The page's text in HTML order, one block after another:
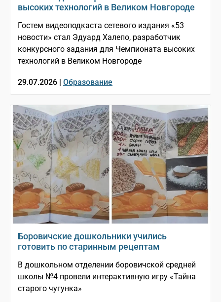
высоких технологий в Великом Новгороде
Гостем видеоподкаста сетевого издания «53
новости» стал Эдуард Халепо, разработчик
конкурсного задания для Чемпионата высоких
технологий в Великом Новгороде
29.07.2026 | Образование
Боровичские дошкольники учились
готовить по старинным рецептам
В дошкольном отделении боровичской средней
школы №4 провели интерактивную игру «Тайна
старого чугунка»